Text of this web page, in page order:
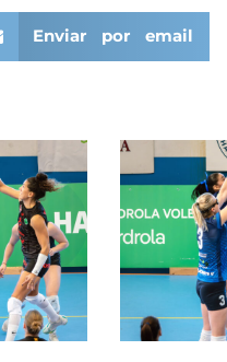
Enviar por email